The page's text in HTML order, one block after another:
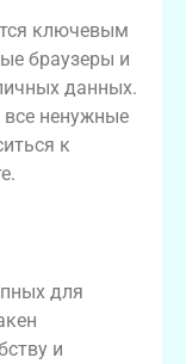
ключевым
браузеры и
данных.
ненужные
к
для
и